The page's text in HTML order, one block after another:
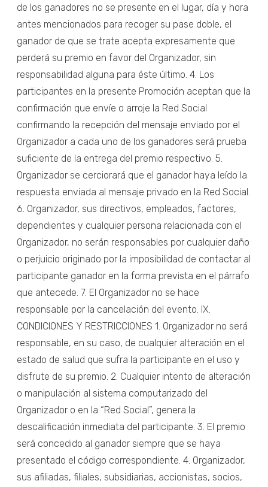
de los ganadores no se presente en el lugar, día y hora
antes mencionados para recoger su pase doble, el
ganador de que se trate acepta expresamente que
perderá su premio en favor del Organizador, sin
responsabilidad alguna para éste último. 4. Los
participantes en la presente Promoción aceptan que la
confirmación que envíe o arroje la Red Social
confirmando la recepción del mensaje enviado por el
Organizador a cada uno de los ganadores será prueba
suficiente de la entrega del premio respectivo. 5.
Organizador se cerciorará que el ganador haya leído la
respuesta enviada al mensaje privado en la Red Social.
6. Organizador, sus directivos, empleados, factores,
dependientes y cualquier persona relacionada con el
Organizador, no serán responsables por cualquier daño
o perjuicio originado por la imposibilidad de contactar al
participante ganador en la forma prevista en el párrafo
que antecede. 7. El Organizador no se hace
responsable por la cancelación del evento. IX.
CONDICIONES Y RESTRICCIONES 1. Organizador no será
responsable, en su caso, de cualquier alteración en el
estado de salud que sufra la participante en el uso y
disfrute de su premio. 2. Cualquier intento de alteración
o manipulación al sistema computarizado del
Organizador o en la “Red Social”, genera la
descalificación inmediata del participante. 3. El premio
será concedido al ganador siempre que se haya
presentado el código correspondiente. 4. Organizador,
sus afiliadas, filiales, subsidiarias, accionistas, socios,